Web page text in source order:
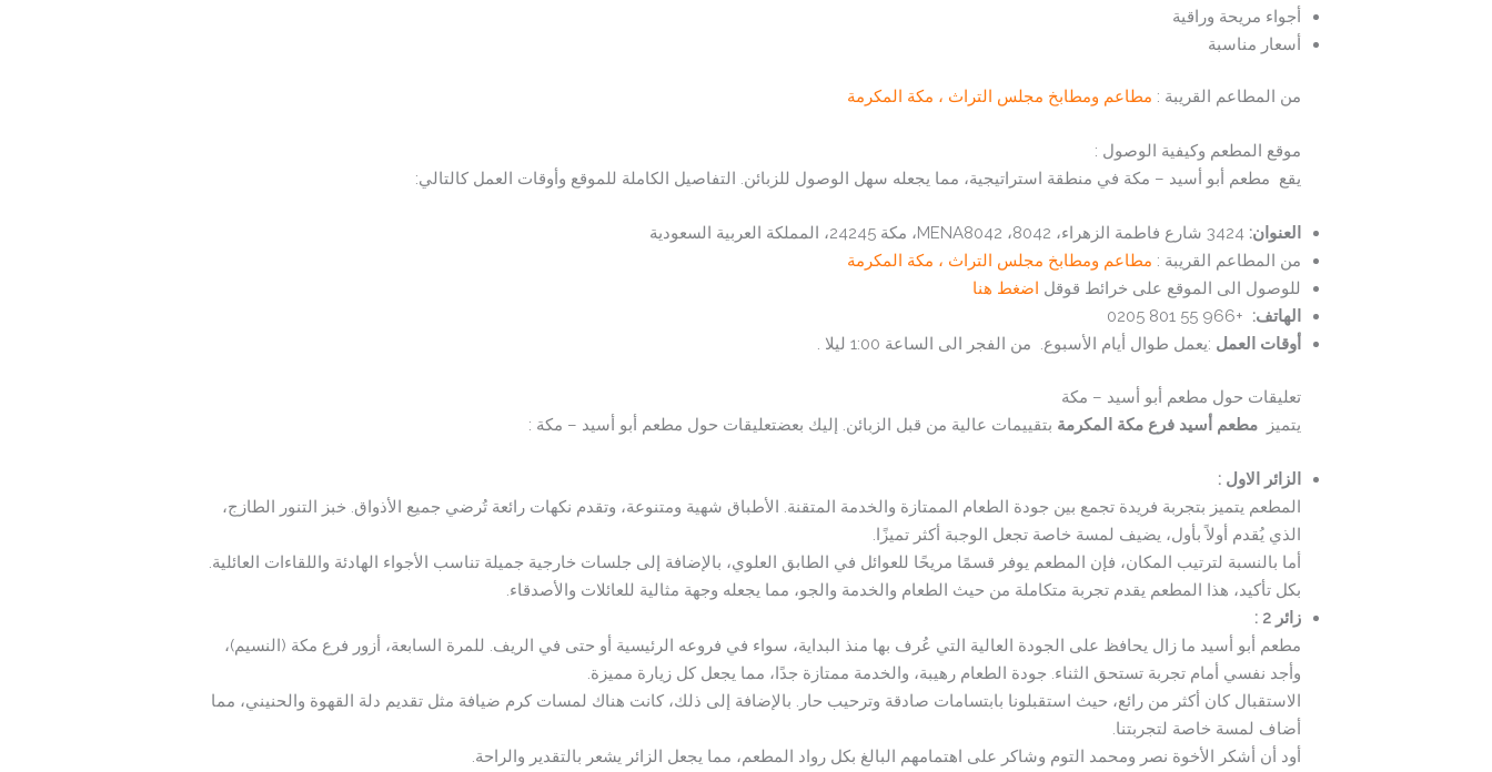
أجواء مريحة وراقية
أسعار مناسبة
من المطاعم القريبة : مطاعم ومطابخ مجلس التراث ، مكة المكرمة
موقع المطعم وكيفية الوصول :
يقع مطعم أبو أسيد – مكة في منطقة استراتيجية، مما يجعله سهل الوصول للزبائن. التفاصيل الكاملة للموقع وأوقات العمل كالتالي:
العنوان:3424 شارع فاطمة الزهراء، 8042، MENA8042، مكة 24245، المملكة العربية السعودية
من المطاعم القريبة : مطاعم ومطابخ مجلس التراث ، مكة المكرمة
للوصول الى الموقع على خرائط قوقل اضغط هنا
الهاتف: +966 55 801 0205
أوقات العمل :يعمل طوال أيام الأسبوع. من الفجر الى الساعة 1:00 ليلا .
تعليقات حول مطعم أبو أسيد – مكة
يتميز
مطعم أسيد فرع مكة المكرمة بتقييمات عالية من قبل الزبائن. إليك بعضتعليقات حول مطعم أبو أسيد – مكة :
الزائر الاول :
المطعم يتميز بتجربة فريدة تجمع بين جودة الطعام الممتازة والخدمة المتقنة. الأطباق شهية ومتنوعة، وتقدم نكهات رائعة تُرضي جميع الأذواق. خبز التنور الطازج،
الذي يُقدم أولاً بأول، يضيف لمسة خاصة تجعل الوجبة أكثر تميزًا.
أما بالنسبة لترتيب المكان، فإن المطعم يوفر قسمًا مريحًا للعوائل في الطابق العلوي، بالإضافة إلى جلسات خارجية جميلة تناسب الأجواء الهادئة واللقاءات العائلية.
بكل تأكيد، هذا المطعم يقدم تجربة متكاملة من حيث الطعام والخدمة والجو، مما يجعله وجهة مثالية للعائلات والأصدقاء.
زائر 2 :
مطعم أبو أسيد ما زال يحافظ على الجودة العالية التي عُرف بها منذ البداية، سواء في فروعه الرئيسية أو حتى في الريف. للمرة السابعة، أزور فرع مكة (النسيم)،
وأجد نفسي أمام تجربة تستحق الثناء. جودة الطعام رهيبة، والخدمة ممتازة جدًا، مما يجعل كل زيارة مميزة.
الاستقبال كان أكثر من رائع، حيث استقبلونا بابتسامات صادقة وترحيب حار. بالإضافة إلى ذلك، كانت هناك لمسات كرم ضيافة مثل تقديم دلة القهوة والحنيني، مما
أضاف لمسة خاصة لتجربتنا.
أود أن أشكر الأخوة نصر ومحمد التوم وشاكر على اهتمامهم البالغ بكل رواد المطعم، مما يجعل الزائر يشعر بالتقدير والراحة.